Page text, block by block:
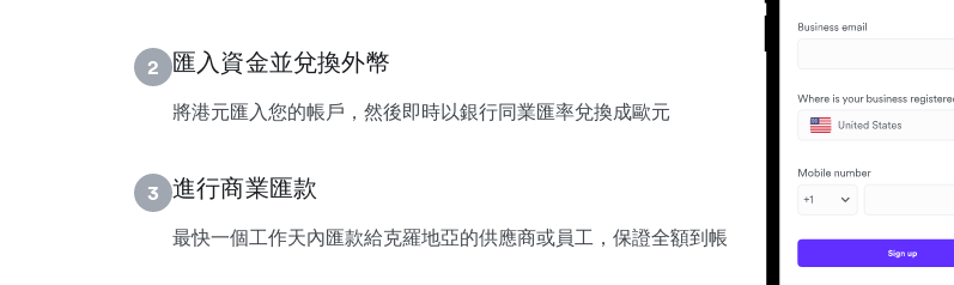
2 匯入資金並兌換外幣
將港元匯入您的帳戶，然後即時以銀行同業匯率兌換成歐元
3 進行商業匯款
最快一個工作天內匯款給克羅地亞的供應商或員工，保證全額到帳